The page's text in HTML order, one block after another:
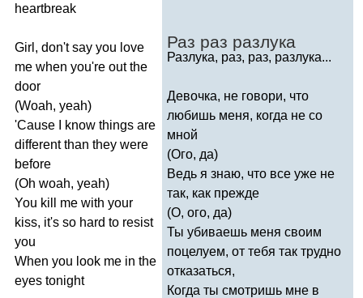
heartbreak
Girl , don't say you love
me when you're out the
door
(Woah, yeah)
'Cause know things are
different than they were
before
(Oh woah, yeah)
You kill me with your
kiss, it's so hard to resist
you
When you look me in the
eyes tonight
Раз раз разлука
Разлука, раз, раз, разлука...
Девочка, не говори, что
любишь меня, когда не со
мной
(Ого, да)
Ведь я знаю, что все уже не
так, как прежде
(О, ого, да)
Ты убиваешь меня своим
поцелуем, от тебя так трудно
отказаться,
Когда ты смотришь мне в